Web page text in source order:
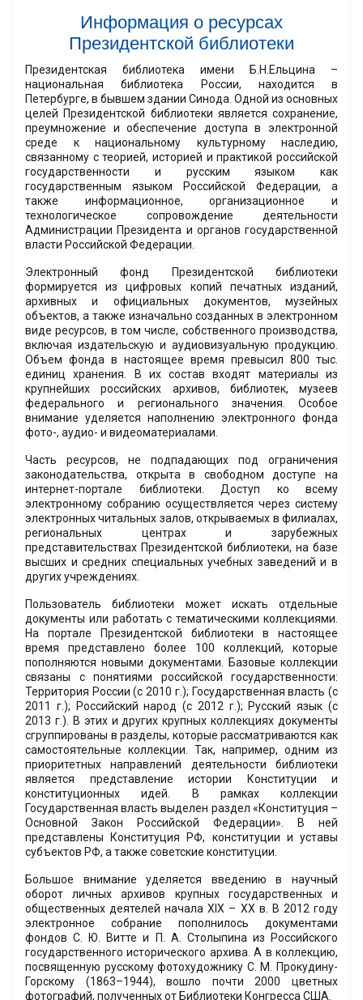
Информация о ресурсах
Президентской библиотеки
Президентская библиотека имени Б.Н.Ельцина –
национальная библиотека России, находится в
Петербурге, в бывшем здании Синода. Одной из основных
целей Президентской библиотеки является сохранение,
преумножение и обеспечение доступа в электронной
среде к национальному культурному наследию,
связанному с теорией, историей и практикой российской
государственности и русским языком как
государственным языком Российской Федерации, а
также информационное, организационное и
технологическое сопровождение деятельности
Администрации Президента и органов государственной
власти Российской Федерации.
Электронный фонд Президентской библиотеки
формируется из цифровых копий печатных изданий,
архивных и официальных документов, музейных
объектов, а также изначально созданных в электронном
виде ресурсов, в том числе, собственного производства,
включая издательскую и аудиовизуальную продукцию.
Объем фонда в настоящее время превысил 800 тыс.
единиц хранения. В их состав входят материалы из
крупнейших российских архивов, библиотек, музеев
федерального и регионального значения. Особое
внимание уделяется наполнению электронного фонда
фото-, аудио- и видеоматериалами.
Часть ресурсов, не подпадающих под ограничения
законодательства, открыта в свободном доступе на
интернет-портале библиотеки. Доступ ко всему
электронному собранию осуществляется через систему
электронных читальных залов, открываемых в филиалах,
региональных центрах и зарубежных
представительствах Президентской библиотеки, на базе
высших и средних специальных учебных заведений и в
других учреждениях.
Пользователь библиотеки может искать отдельные
документы или работать с тематическими коллекциями.
На портале Президентской библиотеки в настоящее
время представлено более 100 коллекций, которые
пополняются новыми документами. Базовые коллекции
связаны с понятиями российской государственности:
Территория России (с 2010 г.); Государственная власть (с
2011 г.); Российский народ (с 2012 г.); Русский язык (с
2013 г.). В этих и других крупных коллекциях документы
сгруппированы в разделы, которые рассматриваются как
самостоятельные коллекции. Так, например, одним из
приоритетных направлений деятельности библиотеки
является представление истории Конституции и
конституционных идей. В рамках коллекции
Государственная власть выделен раздел «Конституция –
Основной Закон Российской Федерации». В ней
представлены Конституция РФ, конституции и уставы
субъектов РФ, а также советские конституции.
Большое внимание уделяется введению в научный
оборот личных архивов крупных государственных и
общественных деятелей начала XIX – XX в. В 2012 году
электронное собрание пополнилось документами
фондов С. Ю. Витте и П. А. Столыпина из Российского
государственного исторического архива. А в коллекцию,
посвященную русскому фотохудожнику С. М. Прокудину-
Горскому (1863–1944), вошло почти 2000 цветных
фотографий, полученных от Библиотеки Конгресса США.